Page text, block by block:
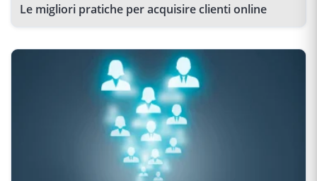
Le migliori pratiche per acquisire clienti online